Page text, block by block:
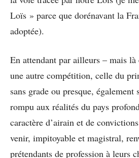
Loïs » parce que dorénavant la
adoptée).
En attendant par ailleurs – mais
une autre compétition, celle du
sans grade ou presque,
rompu aux réalités du pays
caractère d’airain et de
venir, impitoyable et magistral,
prétendants de profession à leurs